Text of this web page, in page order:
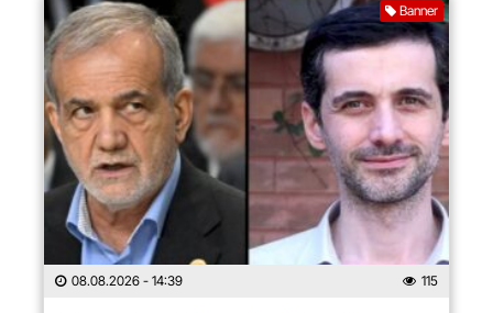
Banner
08.08.2026 - 14:39 115